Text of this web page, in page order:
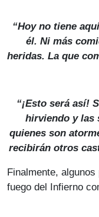
“Hoy no tiene
él. Ni más
heridas. La que
“¡Esto será así!
hirviendo y las
quienes son
recibirán otros
Finalmente,
fuego del Infierno